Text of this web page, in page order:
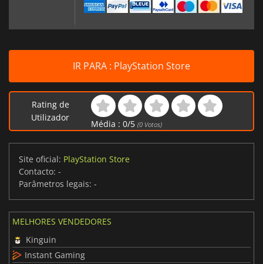
IR PARA : PlayStation Store
Rating de
Utilizador
Média : 0/5 (0Votos)
Site oficial: PlayStation Store
Contacto: -
Parâmetros legais: -
MELHORES VENDEDORES
Kinguin
Instant Gaming